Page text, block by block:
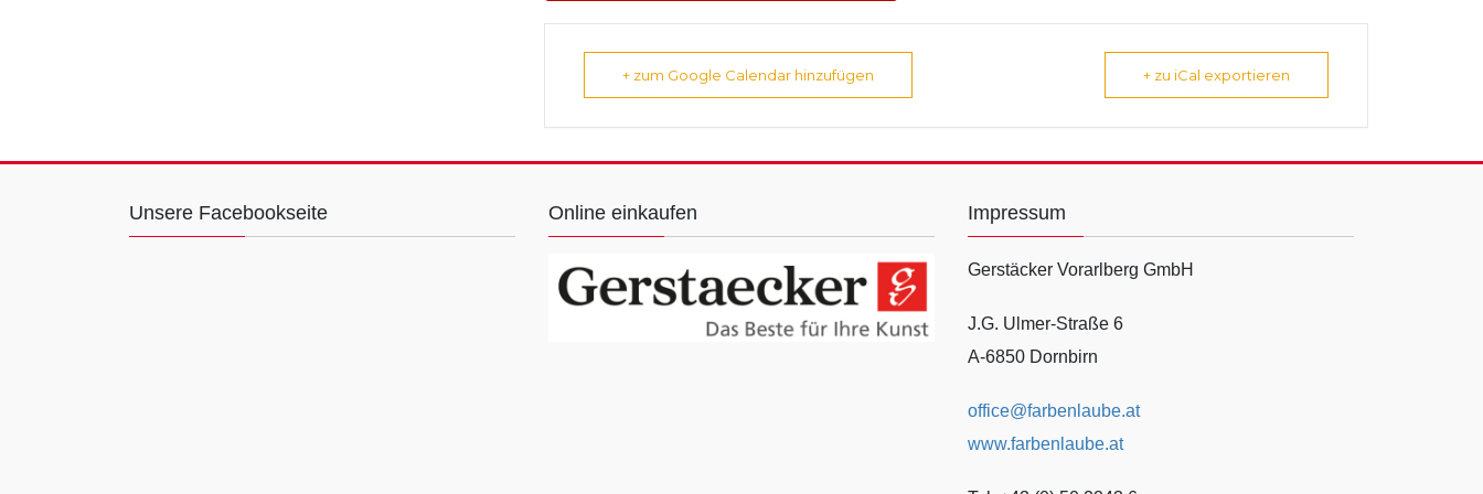
+ zum Google Calendar hinzufügen + zu iCal exportieren
Unsere Facebookseite Online einkaufen Impressum
Gerstäcker Vorarlberg GmbH
J.G. Ulmer-Straße 6
A-6850 Dornbirn
office@farbenlaube.at
www.farbenlaube.at